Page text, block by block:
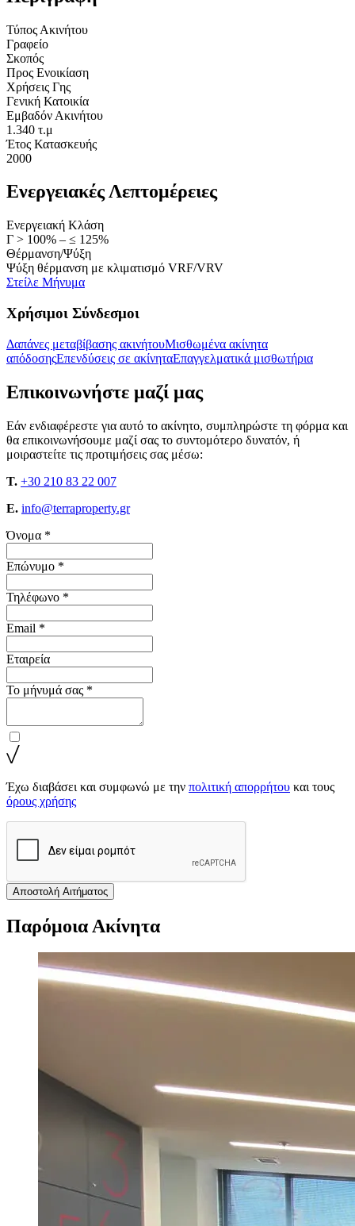
Τύπος Ακινήτου
Γραφείο
Σκοπός
Προς Ενοικίαση
Χρήσεις Γης
Γενική Κατοικία
Εμβαδόν Ακινήτου
1.340 τ.μ
Έτος Κατασκευής
2000
Ενεργειακές Λεπτομέρειες
Ενεργειακή Κλάση
Γ > 100% – ≤ 125%
Θέρμανση/Ψύξη
Ψύξη θέρμανση με κλιματισμό VRF/VRV
Στείλε Μήνυμα
Χρήσιμοι Σύνδεσμοι
Δαπάνες μεταβίβασης ακινήτουΜισθωμένα ακίνητα
απόδοσηςΕπενδύσεις σε ακίνηταΕπαγγελματικά μισθωτήρια
Επικοινωνήστε μαζί μας
Εάν ενδιαφέρεστε για αυτό το ακίνητο, συμπληρώστε τη φόρμα και
θα επικοινωνήσουμε μαζί σας το συντομότερο δυνατόν, ή
μοιραστείτε τις προτιμήσεις σας μέσω:
T. +30 210 83 22 007
E. info@terraproperty.gr
Όνομα *
Επώνυμο *
Τηλέφωνο *
Email *
Εταιρεία
Το μήνυμά σας *
Έχω διαβάσει και συμφωνώ με την πολιτική απορρήτου και τους
όρους χρήσης
Αποστολή Αιτήματος
Παρόμοια Ακίνητα